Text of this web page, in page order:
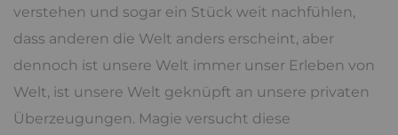
verstehen und sogar ein Stück weit nachfühlen,
dass anderen die Welt anders erscheint, aber
dennoch ist unsere Welt immer unser Erleben von
Welt, ist unsere Welt geknüpft an unsere privaten
Überzeugungen. Magie versucht diese